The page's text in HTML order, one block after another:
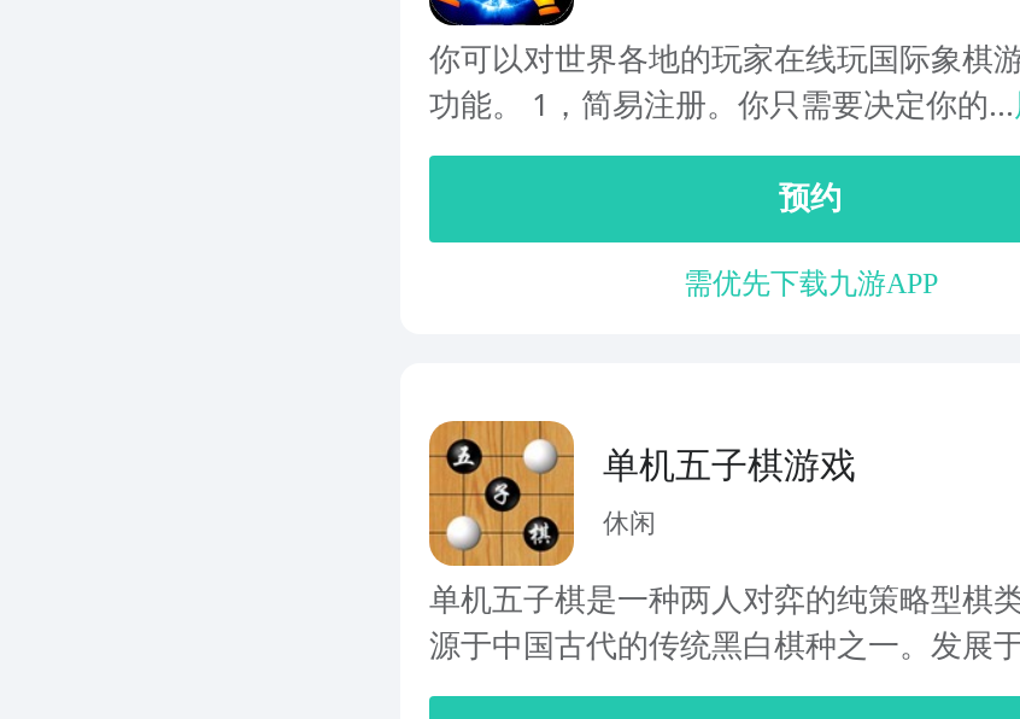
你可以对世界各地的玩家在线玩国际象棋
功能。 1，简易注册。你只需要决定你的...
预约
需优先下载九游APP
单机五子棋游戏
休闲
单机五子棋是一种两人对弈的纯策略型棋
源于中国古代的传统黑白棋种之一。发展